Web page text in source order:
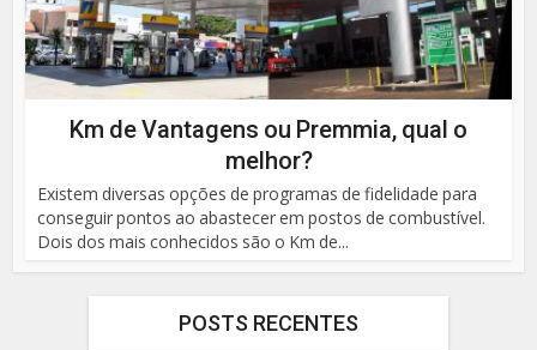
Km de Vantagens ou Premmia, qual o
melhor?
Existem diversas opções de programas de fidelidade para
conseguir pontos ao abastecer em postos de combustível.
Dois dos mais conhecidos são o Km de...
POSTS RECENTES